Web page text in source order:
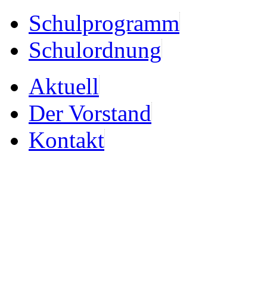
Schulprogramm
Schulordnung
Aktuell
Der Vorstand
Kontakt